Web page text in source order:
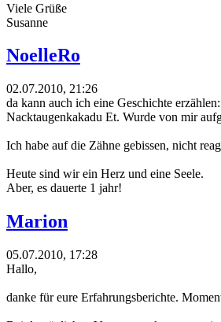
Viele Grüße
Susanne
NoelleRo
02.07.2010, 21:26
da kann auch ich eine Geschichte erzählen:
Nacktaugenkakadu Et. Wurde von mir
Ich habe auf die Zähne gebissen, nicht
Heute sind wir ein Herz und eine Seele.
Aber, es dauerte 1 jahr!
Marion
05.07.2010, 17:28
Hallo,
danke für eure Erfahrungsberichte.